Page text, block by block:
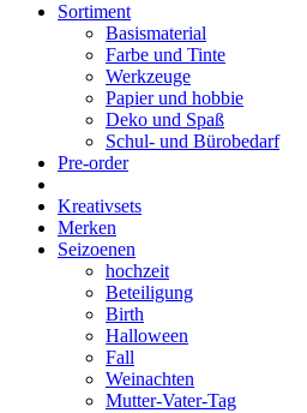
Sortiment
Basismaterial
Farbe und Tinte
Werkzeuge
Papier und hobbie
Deko und Spaß
Schul- und Bürobedarf
Pre-order
Kreativsets
Merken
Seizoenen
hochzeit
Beteiligung
Birth
Halloween
Fall
Weinachten
Mutter-Vater-Tag